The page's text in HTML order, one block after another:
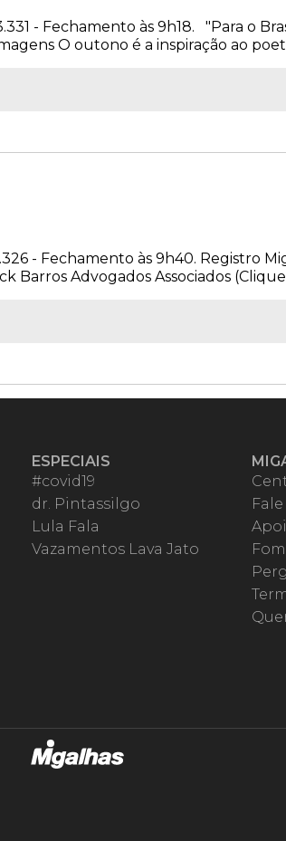
- Fechamento às 9h18. "Para o
O outono é a inspiração ao
- Fechamento às 9h40. Registro
Advogados Associados (Clique
ESPECIAIS
#covid19
dr. Pintassilgo
Lula Fala
Vazamentos Lava Jato